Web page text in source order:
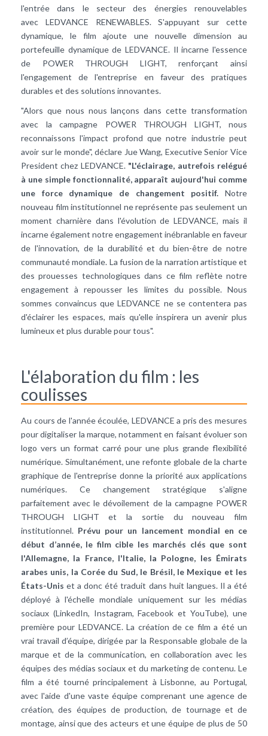
l'entrée dans le secteur des énergies renouvelables
avec LEDVANCE RENEWABLES. S'appuyant sur cette
dynamique, le film ajoute une nouvelle dimension au
portefeuille dynamique de LEDVANCE. Il incarne l'essence
de POWER THROUGH LIGHT, renforçant ainsi
l'engagement de l'entreprise en faveur des pratiques
durables et des solutions innovantes.
"Alors que nous nous lançons dans cette transformation
avec la campagne POWER THROUGH LIGHT, nous
reconnaissons l'impact profond que notre industrie peut
avoir sur le monde", déclare Jue Wang, Executive Senior Vice
President chez LEDVANCE. "L'éclairage, autrefois relégué
à une simple fonctionnalité, apparaît aujourd'hui comme
une force dynamique de changement positif. Notre
nouveau film institutionnel ne représente pas seulement un
moment charnière dans l'évolution de LEDVANCE, mais il
incarne également notre engagement inébranlable en faveur
de l'innovation, de la durabilité et du bien-être de notre
communauté mondiale. La fusion de la narration artistique et
des prouesses technologiques dans ce film reflète notre
engagement à repousser les limites du possible. Nous
sommes convaincus que LEDVANCE ne se contentera pas
d'éclairer les espaces, mais qu'elle inspirera un avenir plus
lumineux et plus durable pour tous".
L'élaboration du film : les
coulisses
Au cours de l'année écoulée, LEDVANCE a pris des mesures
pour digitaliser la marque, notamment en faisant évoluer son
logo vers un format carré pour une plus grande flexibilité
numérique. Simultanément, une refonte globale de la charte
graphique de l'entreprise donne la priorité aux applications
numériques. Ce changement stratégique s'aligne
parfaitement avec le dévoilement de la campagne POWER
THROUGH LIGHT et la sortie du nouveau film
institutionnel. Prévu pour un lancement mondial en ce
début d’année, le film cible les marchés clés que sont
l'Allemagne, la France, l'Italie, la Pologne, les Émirats
arabes unis, la Corée du Sud, le Brésil, le Mexique et les
États-Unis et a donc été traduit dans huit langues. Il a été
déployé à l'échelle mondiale uniquement sur les médias
sociaux (LinkedIn, Instagram, Facebook et YouTube), une
première pour LEDVANCE. La création de ce film a été un
vrai travail d’équipe, dirigée par la Responsable globale de la
marque et de la communication, en collaboration avec les
équipes des médias sociaux et du marketing de contenu. Le
film a été tourné principalement à Lisbonne, au Portugal,
avec l'aide d'une vaste équipe comprenant une agence de
création, des équipes de production, de tournage et de
montage, ainsi que des acteurs et une équipe de plus de 50